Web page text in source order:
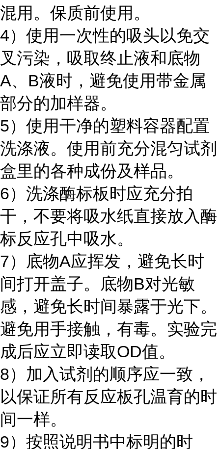
混用。保质前使用。
4）使用一次性的吸头以免交
叉污染，吸取终止液和底物
A、B液时，避免使用带金属
部分的加样器。
5）使用干净的塑料容器配置
洗涤液。使用前充分混匀试剂
盒里的各种成份及样品。
6）洗涤酶标板时应充分拍
干，不要将吸水纸直接放入酶
标反应孔中吸水。
7）底物A应挥发，避免长时
间打开盖子。底物B对光敏
感，避免长时间暴露于光下。
避免用手接触，有毒。实验完
成后应立即读取OD值。
8）加入试剂的顺序应一致，
以保证所有反应板孔温育的时
间一样。
9）按照说明书中标明的时